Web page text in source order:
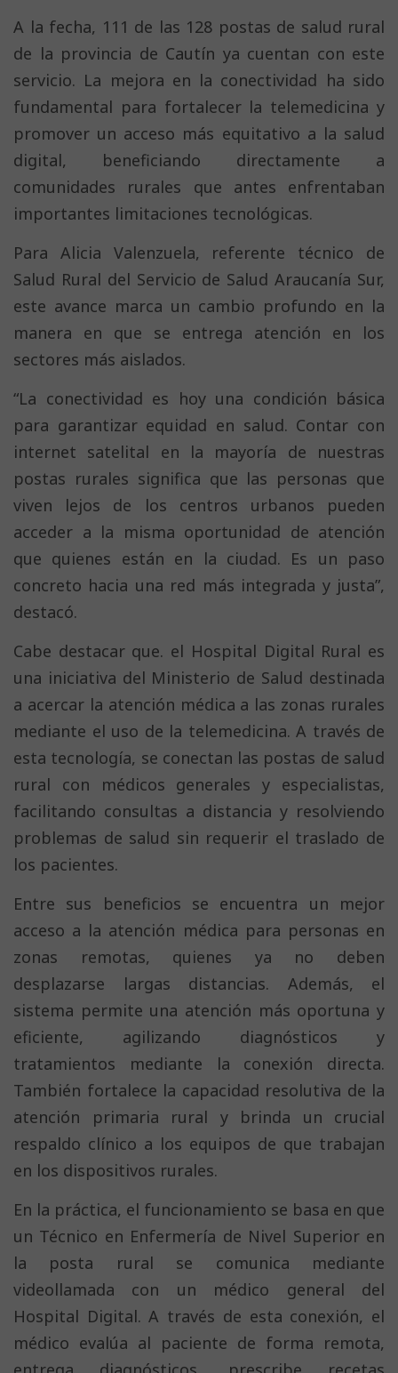
A la fecha, 111 de las 128 postas de salud rural
de la provincia de Cautín ya cuentan con este
servicio. La mejora en la conectividad ha sido
fundamental para fortalecer la telemedicina y
promover un acceso más equitativo a la salud
digital, beneficiando directamente a
comunidades rurales que antes enfrentaban
importantes limitaciones tecnológicas.
Para Alicia Valenzuela, referente técnico de
Salud Rural del Servicio de Salud Araucanía Sur,
este avance marca un cambio profundo en la
manera en que se entrega atención en los
sectores más aislados.
“La conectividad es hoy una condición básica
para garantizar equidad en salud. Contar con
internet satelital en la mayoría de nuestras
postas rurales significa que las personas que
viven lejos de los centros urbanos pueden
acceder a la misma oportunidad de atención
que quienes están en la ciudad. Es un paso
concreto hacia una red más integrada y justa”,
destacó.
Cabe destacar que. el Hospital Digital Rural es
una iniciativa del Ministerio de Salud destinada
a acercar la atención médica a las zonas rurales
mediante el uso de la telemedicina. A través de
esta tecnología, se conectan las postas de salud
rural con médicos generales y especialistas,
facilitando consultas a distancia y resolviendo
problemas de salud sin requerir el traslado de
los pacientes.
Entre sus beneficios se encuentra un mejor
acceso a la atención médica para personas en
zonas remotas, quienes ya no deben
desplazarse largas distancias. Además, el
sistema permite una atención más oportuna y
eficiente, agilizando diagnósticos y
tratamientos mediante la conexión directa.
También fortalece la capacidad resolutiva de la
atención primaria rural y brinda un crucial
respaldo clínico a los equipos de que trabajan
en los dispositivos rurales.
En la práctica, el funcionamiento se basa en que
un Técnico en Enfermería de Nivel Superior en
la posta rural se comunica mediante
videollamada con un médico general del
Hospital Digital. A través de esta conexión, el
médico evalúa al paciente de forma remota,